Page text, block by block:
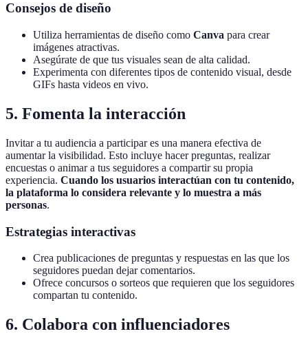
Consejos de diseño
Utiliza herramientas de diseño como Canva para crear
imágenes atractivas.
Asegúrate de que tus visuales sean de alta calidad.
Experimenta con diferentes tipos de contenido visual, desde
GIFs hasta videos en vivo.
5. Fomenta la interacción
Invitar a tu audiencia a participar es una manera efectiva de
aumentar la visibilidad. Esto incluye hacer preguntas, realizar
encuestas o animar a tus seguidores a compartir su propia
experiencia. Cuando los usuarios interactúan con tu contenido,
la plataforma lo considera relevante y lo muestra a más
personas.
Estrategias interactivas
Crea publicaciones de preguntas y respuestas en las que los
seguidores puedan dejar comentarios.
Ofrece concursos o sorteos que requieren que los seguidores
compartan tu contenido.
6. Colabora con influenciadores